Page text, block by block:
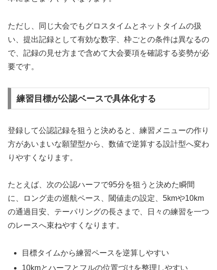
ただし、同じ大会でもグロスタイムとネットタイムの扱
い、提出記録として有効な数字、枠ごとの条件は異なるの
で、記録の見せ方まで含めて大会要項を確認する姿勢が必
要です。
練習目標が公認ベースで具体化する
登録して公認記録を狙うと決めると、練習メニューの作り
方があいまいな願望型から、数値で逆算する設計型へ変わ
りやすくなります。
たとえば、次の公認ハーフで95分を狙うと決めた瞬間
に、ロング走の巡航ペース、閾値走の設定、5kmや10km
の通過目安、テーパリングの長さまで、日々の練習を一つ
のレースへ束ねやすくなります。
目標タイムから練習ペースを逆算しやすい
10kmとハーフとフルの位置づけを整理しやすい